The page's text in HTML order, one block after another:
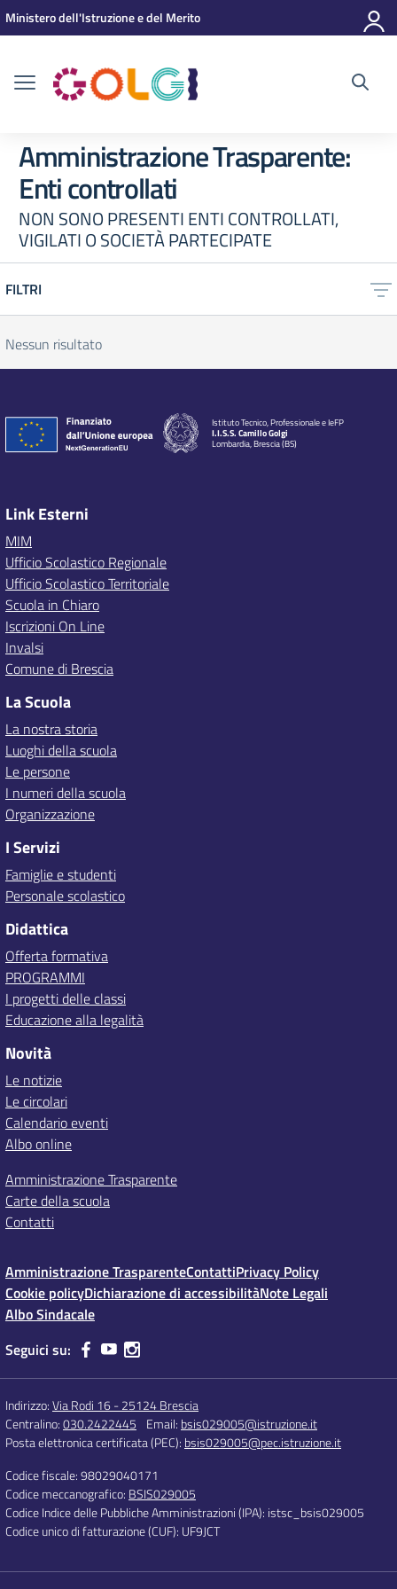
Vai ai contenuti
Vai al menu di navigazione
Vai al footer
Ministero dell'Istruzione e del Merito
Amministrazione Trasparente:
Enti controllati
NON SONO PRESENTI ENTI CONTROLLATI,
VIGILATI O SOCIETÀ PARTECIPATE
FILTRI
Nessun risultato
Istituto Tecnico, Professionale e IeFP
I.I.S.S. Camillo Golgi
Lombardia, Brescia (BS)
Link Esterni
MIM
Ufficio Scolastico Regionale
Ufficio Scolastico Territoriale
Scuola in Chiaro
Iscrizioni On Line
Invalsi
Comune di Brescia
La Scuola
La nostra storia
Luoghi della scuola
Le persone
I numeri della scuola
Organizzazione
I Servizi
Famiglie e studenti
Personale scolastico
Didattica
Offerta formativa
PROGRAMMI
I progetti delle classi
Educazione alla legalità
Novità
Le notizie
Le circolari
Calendario eventi
Albo online
Amministrazione Trasparente
Carte della scuola
Contatti
Amministrazione TrasparenteContattiPrivacy Policy
Cookie policyDichiarazione di accessibilitàNote Legali
Albo Sindacale
Seguici su:
Indirizzo:Via Rodi 16 - 25124 Brescia
Centralino:030.2422445 Email: bsis029005@istruzione.it
Posta elettronica certificata (PEC): bsis029005@pec.istruzione.it
Codice fiscale: 98029040171
Codice meccanografico: BSIS029005
Codice Indice delle Pubbliche Amministrazioni (IPA): istsc_bsis029005
Codice unico di fatturazione (CUF): UF9JCT